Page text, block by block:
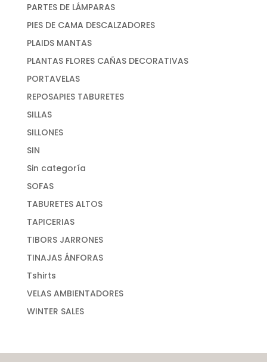
PARTES DE LÁMPARAS
PIES DE CAMA DESCALZADORES
PLAIDS MANTAS
PLANTAS FLORES CAÑAS DECORATIVAS
PORTAVELAS
REPOSAPIES TABURETES
SILLAS
SILLONES
SIN
Sin categoría
SOFAS
TABURETES ALTOS
TAPICERIAS
TIBORS JARRONES
TINAJAS ÁNFORAS
Tshirts
VELAS AMBIENTADORES
WINTER SALES